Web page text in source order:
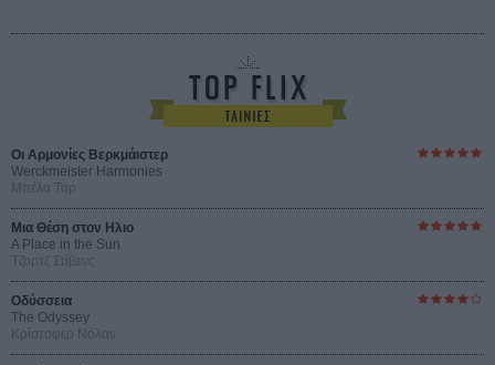
Οι Αρμονίες Βερκμάιστερ
Werckmeister Harmonies
Μπέλα Ταρ
Μια Θέση στον Ηλιο
A Place in the Sun
Τζορτζ Στίβενς
Οδύσσεια
The Odyssey
Κρίστοφερ Νόλαν